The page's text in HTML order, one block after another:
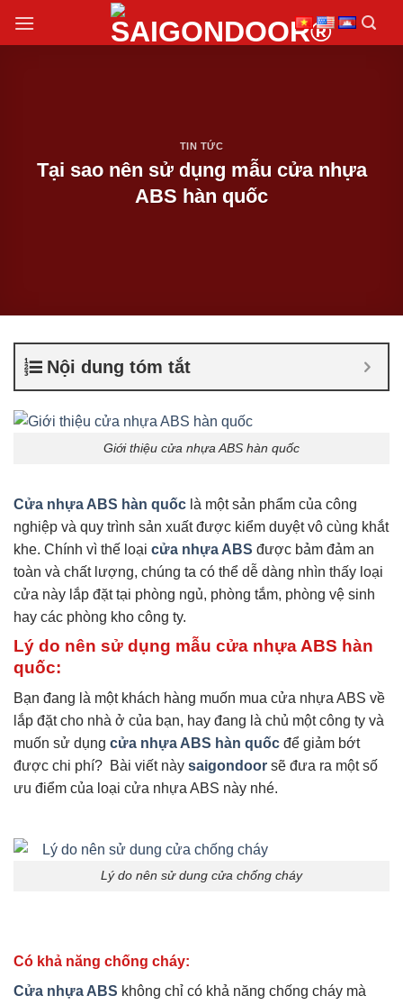
đến
TIN TỨC
Tại sao nên sử dụng mẫu cửa nhựa
ABS hàn quốc
Nội dung tóm tắt
Giới thiệu cửa nhựa ABS hàn quốc
Cửa nhựa ABS hàn quốc là một sản phẩm của công
nghiệp và quy trình sản xuất được kiểm duyệt vô cùng khắt
khe. Chính vì thế loại cửa nhựa ABS được bảm đảm an
toàn và chất lượng, chúng ta có thể dễ dàng nhìn thấy loại
cửa này lắp đặt tại phòng ngủ, phòng tắm, phòng vệ sinh
hay các phòng kho công ty.
Lý do nên sử dụng mẫu cửa nhựa ABS hàn
quốc:
Bạn đang là một khách hàng muốn mua cửa nhựa ABS về
lắp đặt cho nhà ở của bạn, hay đang là chủ một công ty và
muốn sử dụng cửa nhựa ABS hàn quốc để giảm bớt
được chi phí? Bài viết này saigondoor sẽ đưa ra một số
ưu điểm của loại cửa nhựa ABS này nhé.
Lý do nên sử dung cửa chống cháy
Có khả năng chống cháy:
Cửa nhựa ABS không chỉ có khả năng chống cháy mà